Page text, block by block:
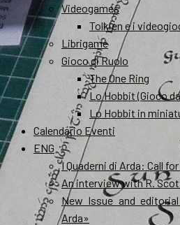
Videogames
Tolkien e i
Librigame
Gioco di Ruolo
The One Ring
Lo Hobbit (Gioco
Lo Hobbit in
Calendario Eventi
ENG
I Quaderni di Arda: Call
An interview with R.
New Issue and
Arda»